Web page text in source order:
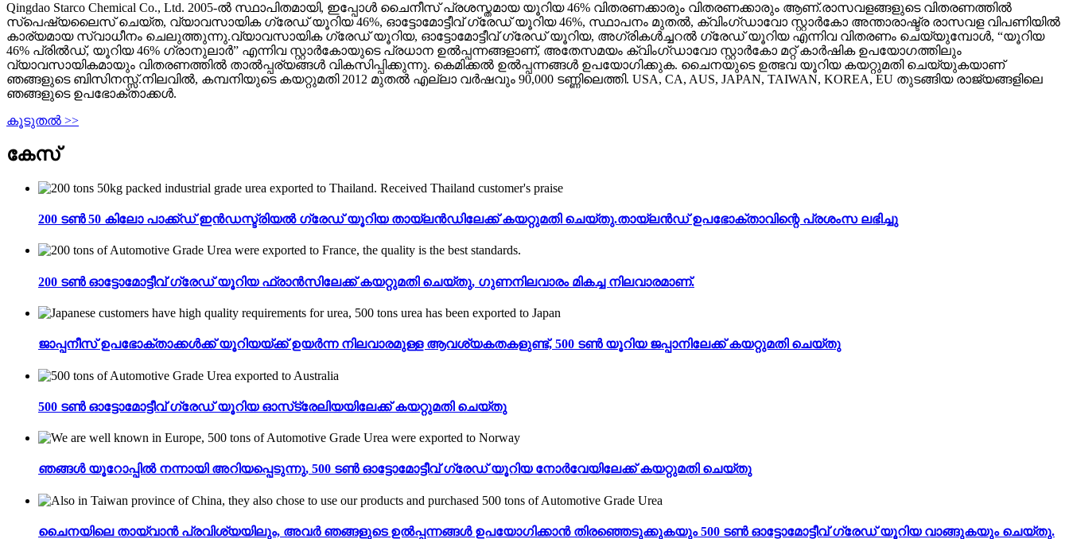
Qingdao Starco Chemical Co., Ltd. 2005-ൽ സ്ഥാപിതമായി, ഇപ്പോൾ ചൈനീസ് പ്രശസ്തമായ യൂറിയ 46% വിതരണക്കാരും വിതരണക്കാരും ആണ്.രാസവളങ്ങളുടെ വിതരണത്തിൽ
സ്പെഷ്യലൈസ് ചെയ്ത, വ്യാവസായിക ഗ്രേഡ് യൂറിയ 46%, ഓട്ടോമോട്ടീവ് ഗ്രേഡ് യൂറിയ 46%, സ്ഥാപനം മുതൽ, ക്വിംഗ്‌ഡാവോ സ്റ്റാർകോ അന്താരാഷ്ട്ര രാസവള വിപണിയിൽ
കാര്യമായ സ്വാധീനം ചെലുത്തുന്നു.വ്യാവസായിക ഗ്രേഡ് യൂറിയ, ഓട്ടോമോട്ടീവ് ഗ്രേഡ് യൂറിയ, അഗ്രികൾച്ചറൽ ഗ്രേഡ് യൂറിയ എന്നിവ വിതരണം ചെയ്യുമ്പോൾ, “യൂറിയ
46% പ്രിൽഡ്, യൂറിയ 46% ഗ്രാനുലാർ” എന്നിവ സ്റ്റാർകോയുടെ പ്രധാന ഉൽപ്പന്നങ്ങളാണ്, അതേസമയം ക്വിംഗ്‌ഡാവോ സ്റ്റാർകോ മറ്റ് കാർഷിക ഉപയോഗത്തിലും
വ്യാവസായികമായും വിതരണത്തിൽ താൽപ്പര്യങ്ങൾ വികസിപ്പിക്കുന്നു. കെമിക്കൽ ഉൽപ്പന്നങ്ങൾ ഉപയോഗിക്കുക. ചൈനയുടെ ഉത്ഭവ യൂറിയ കയറ്റുമതി ചെയ്യുകയാണ്
ഞങ്ങളുടെ ബിസിനസ്സ്.നിലവിൽ, കമ്പനിയുടെ കയറ്റുമതി 2012 മുതൽ എല്ലാ വർഷവും 90,000 ടണ്ണിലെത്തി. USA, CA, AUS, JAPAN, TAIWAN, KOREA, EU തുടങ്ങിയ രാജ്യങ്ങളിലെ
ഞങ്ങളുടെ ഉപഭോക്താക്കൾ.
കൂടുതൽ >>
കേസ്
200 ടൺ 50 കിലോ പാക്ക്ഡ് ഇൻഡസ്ട്രിയൽ ഗ്രേഡ് യൂറിയ തായ്‌ലൻഡിലേക്ക് കയറ്റുമതി ചെയ്തു.തായ്‌ലൻഡ് ഉപഭോക്താവിന്റെ പ്രശംസ ലഭിച്ചു
200 ടൺ ഓട്ടോമോട്ടീവ് ഗ്രേഡ് യൂറിയ ഫ്രാൻസിലേക്ക് കയറ്റുമതി ചെയ്തു, ഗുണനിലവാരം മികച്ച നിലവാരമാണ്.
ജാപ്പനീസ് ഉപഭോക്താക്കൾക്ക് യൂറിയയ്ക്ക് ഉയർന്ന നിലവാരമുള്ള ആവശ്യകതകളുണ്ട്, 500 ടൺ യൂറിയ ജപ്പാനിലേക്ക് കയറ്റുമതി ചെയ്തു
500 ടൺ ഓട്ടോമോട്ടീവ് ഗ്രേഡ് യൂറിയ ഓസ്‌ട്രേലിയയിലേക്ക് കയറ്റുമതി ചെയ്തു
ഞങ്ങൾ യൂറോപ്പിൽ നന്നായി അറിയപ്പെടുന്നു, 500 ടൺ ഓട്ടോമോട്ടീവ് ഗ്രേഡ് യൂറിയ നോർവേയിലേക്ക് കയറ്റുമതി ചെയ്തു
ചൈനയിലെ തായ്‌വാൻ പ്രവിശ്യയിലും, അവർ ഞങ്ങളുടെ ഉൽപ്പന്നങ്ങൾ ഉപയോഗിക്കാൻ തിരഞ്ഞെടുക്കുകയും 500 ടൺ ഓട്ടോമോട്ടീവ് ഗ്രേഡ് യൂറിയ വാങ്ങുകയും ചെയ്തു.